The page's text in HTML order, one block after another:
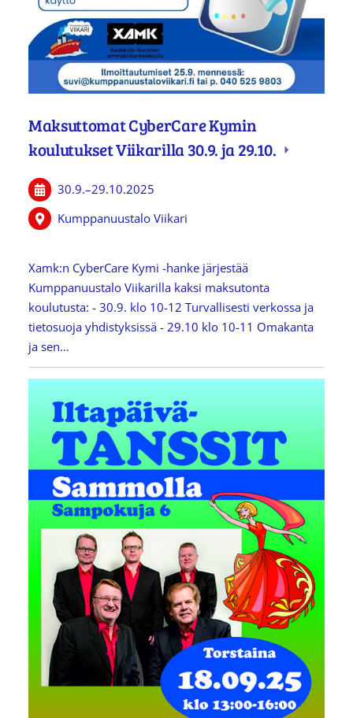
Maksuttomat CyberCare Kymin
koulutukset Viikarilla 30.9. ja 29.10.
30.9.–29.10.2025
Kumppanuustalo Viikari
Xamk:n CyberCare Kymi -hanke järjestää
Kumppanuustalo Viikarilla kaksi maksutonta
koulutusta: - 30.9. klo 10-12 Turvallisesti verkossa ja
tietosuoja yhdistyksissä - 29.10 klo 10-11 Omakanta
ja sen…